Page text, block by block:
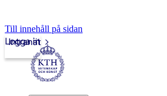
Till innehåll på sidan
Intranät
Logga in